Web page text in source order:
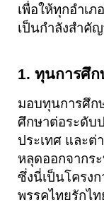
เพื่อให้ทุกอำเ
เป็นกำลังสำคั
1. ทุนการศึ
มอบทุนการศึก
ศึกษาต่อระดับ
ประเทศ และต่
หลุดออกจากร
ซึ่งนี่เป็นโครง
พรรคไทยรักไ